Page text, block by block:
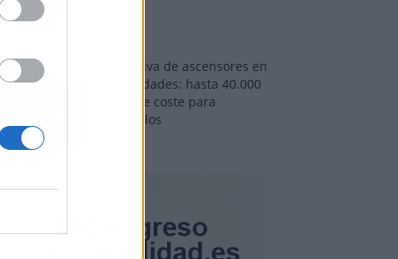
Normativa de ascensores en
comunidades: hasta 40.000
euros de coste para
adaptarlos